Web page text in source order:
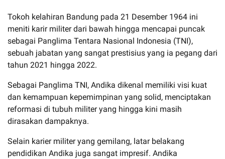
Tokoh kelahiran Bandung pada 21 Desember 1964 ini
meniti karir militer dari bawah hingga mencapai puncak
sebagai Panglima Tentara Nasional Indonesia (TNI),
sebuah jabatan yang sangat prestisius yang ia pegang dari
tahun 2021 hingga 2022.
Sebagai Panglima TNI, Andika dikenal memiliki visi kuat
dan kemampuan kepemimpinan yang solid, menciptakan
reformasi di tubuh militer yang hingga kini masih
dirasakan dampaknya.
Selain karier militer yang gemilang, latar belakang
pendidikan Andika juga sangat impresif. Andika